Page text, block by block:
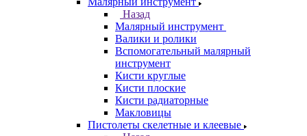
Назад
Малярный инструмент
Валики и ролики
Вспомогательный малярный
инструмент
Кисти круглые
Кисти плоские
Кисти радиаторные
Макловицы
Пистолеты скелетные и клеевые